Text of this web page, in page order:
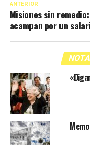
ANTERIOR
Misiones sin
acampan por un